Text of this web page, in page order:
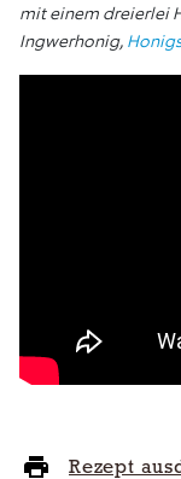
mit einem dreierlei
Ingwerhonig,
Rezept